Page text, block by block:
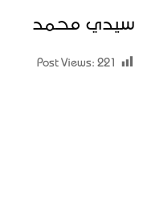
سيدي محمد
Post Views:221